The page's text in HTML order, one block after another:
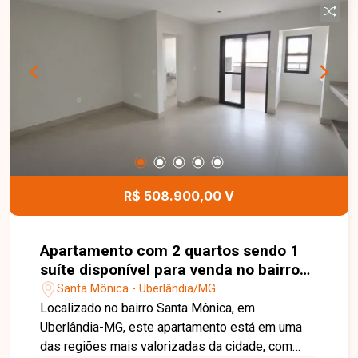
em uma região com excelente potencial de
valorização, atendendo tanto a projetos
excelente oportunidade para quem deseja
construir ou investir em um dos bairros mais
tradicionais e valorizados de Uberlândia. Agende
uma visita e venha conhecer todos os detalhes
R$ 508.900,00 V
Apartamento com 2 quartos sendo 1
suíte disponível para venda no bairro
Santa Mônica em Uberlândia -MG
Santa Mônica - Uberlândia/MG
Localizado no bairro Santa Mônica, em
Uberlândia-MG, este apartamento está em uma
das regiões mais valorizadas da cidade, com